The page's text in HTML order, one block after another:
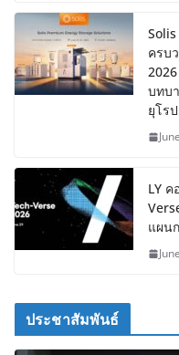
ครบ
บทบ
ยุโรป
LY ค
แผน
ประชาสัมพันธ์